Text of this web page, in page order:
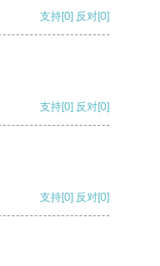
支持[0] 反对[0]
支持[0] 反对[0]
支持[0] 反对[0]